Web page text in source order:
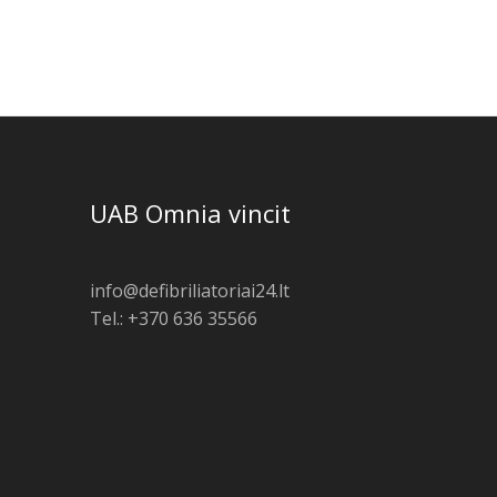
UAB Omnia vincit
info@defibriliatoriai24.lt
Tel.: +370 636 35566